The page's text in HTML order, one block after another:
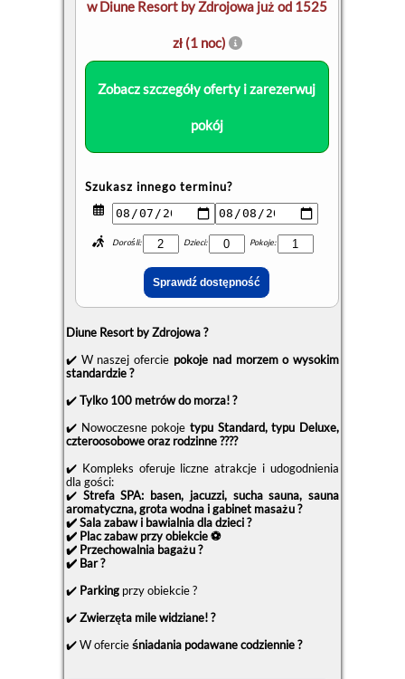
w Diune Resort by Zdrojowa już od 1525
zł (1 noc)
Zobacz szczegóły oferty i zarezerwuj
pokój
Szukasz innego terminu?
Dorośli: Dzieci: Pokoje:
Diune Resort by Zdrojowa ?
✔️ W naszej ofercie pokoje nad morzem o wysokim
standardzie ?
✔️Tylko 100 metrów do morza! ?
✔️ Nowoczesne pokoje typu Standard, typu Deluxe,
czteroosobowe oraz rodzinne ?‍?‍?‍?
✔️ Kompleks oferuje liczne atrakcje i udogodnienia
dla gości:
✔️Strefa SPA: basen, jacuzzi, sucha sauna, sauna
aromatyczna, grota wodna i gabinet masażu ?
✔️ Sala zabaw i bawialnia dla dzieci ?
✔️ Plac zabaw przy obiekcie ⚽
✔️ Przechowalnia bagażu ?
✔️ Bar ?
✔️ Parking przy obiekcie ?️
✔️Zwierzęta mile widziane! ?
✔️ W ofercieśniadania podawane codziennie ?